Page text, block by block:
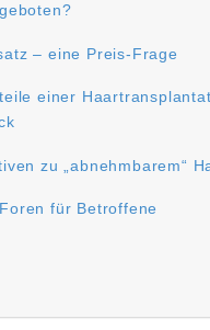
– eine Preis-Frage
einer
zu „abnehmbarem“
für Betroffene